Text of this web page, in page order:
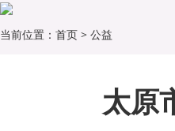
当前位置： 首页 > 公益
太原